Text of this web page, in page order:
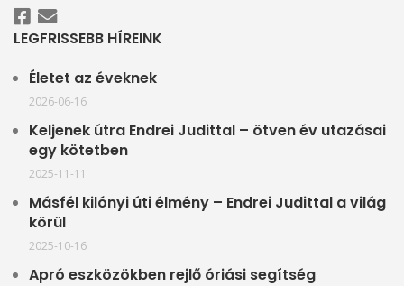
LEGFRISSEBB HÍREINK
Életet az éveknek
2026-06-16
Keljenek útra Endrei Judittal – ötven év utazásai
egy kötetben
2025-11-11
Másfél kilónyi úti élmény – Endrei Judittal a világ
körül
2025-10-16
Apró eszközökben rejlő óriási segítség